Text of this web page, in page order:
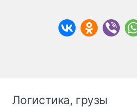
Логистика, грузы